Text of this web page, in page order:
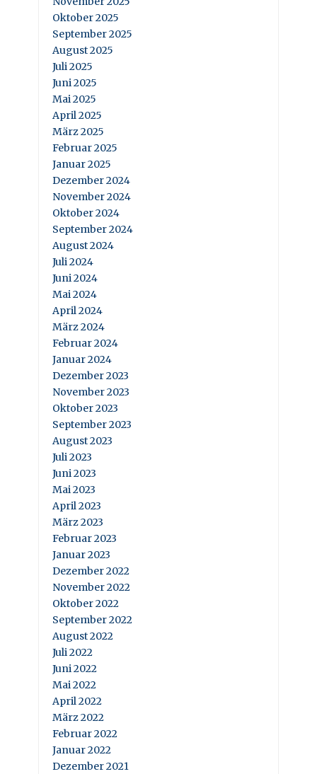
Oktober 2025
September 2025
August 2025
Juli 2025
Juni 2025
Mai 2025
April 2025
März 2025
Februar 2025
Januar 2025
Dezember 2024
November 2024
Oktober 2024
September 2024
August 2024
Juli 2024
Juni 2024
Mai 2024
April 2024
März 2024
Februar 2024
Januar 2024
Dezember 2023
November 2023
Oktober 2023
September 2023
August 2023
Juli 2023
Juni 2023
Mai 2023
April 2023
März 2023
Februar 2023
Januar 2023
Dezember 2022
November 2022
Oktober 2022
September 2022
August 2022
Juli 2022
Juni 2022
Mai 2022
April 2022
März 2022
Februar 2022
Januar 2022
Dezember 2021